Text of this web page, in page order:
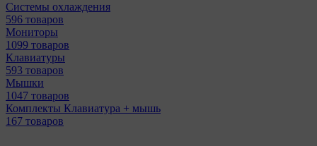
Системы охлаждения
596 товаров
Мониторы
1099 товаров
Клавиатуры
593 товаров
Мышки
1047 товаров
Комплекты Клавиатура + мышь
167 товаров